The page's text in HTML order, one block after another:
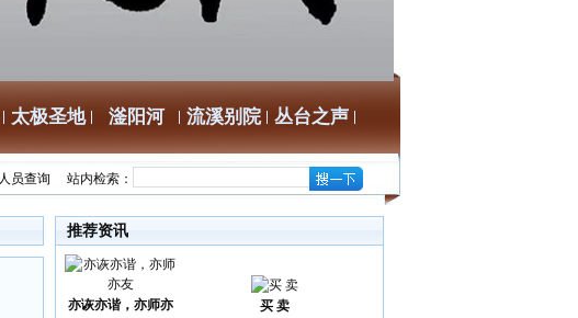
太极圣地 滏阳河 流溪别院 丛台之声
人员查询 站内检索：
推荐资讯
亦诙亦谐，亦师亦
买 卖